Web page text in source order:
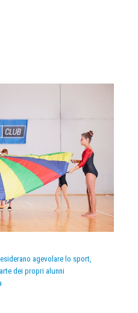
agevolare lo sport,
dei propri alunni